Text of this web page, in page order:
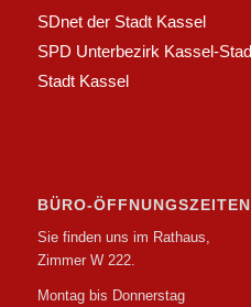
SDnet der Stadt Kassel
SPD Unterbezirk Kassel-
Stadt Kassel
BÜRO-ÖFFNUNGSZEITEN
Sie finden uns im Rathaus,
Zimmer W 222.
Montag bis Donnerstag